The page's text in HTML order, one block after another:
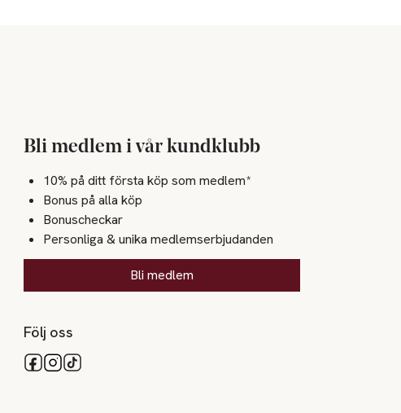
Bli medlem i vår kundklubb
10% på ditt första köp som medlem*
Bonus på alla köp
Bonuscheckar
Personliga & unika medlemserbjudanden
Bli medlem
Följ oss